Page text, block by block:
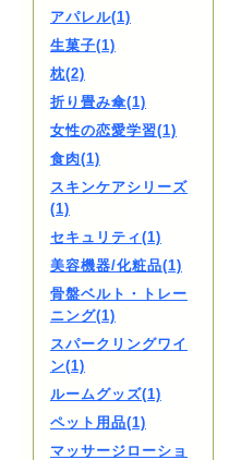
アパレル(1)
生菓子(1)
枕(2)
折り畳み傘(1)
女性の恋愛学習(1)
食肉(1)
スキンケアシリーズ
(1)
セキュリティ(1)
美容機器/化粧品(1)
骨盤ベルト・トレー
ニング(1)
スパークリングワイ
ン(1)
ルームグッズ(1)
ペット用品(1)
マッサージローショ